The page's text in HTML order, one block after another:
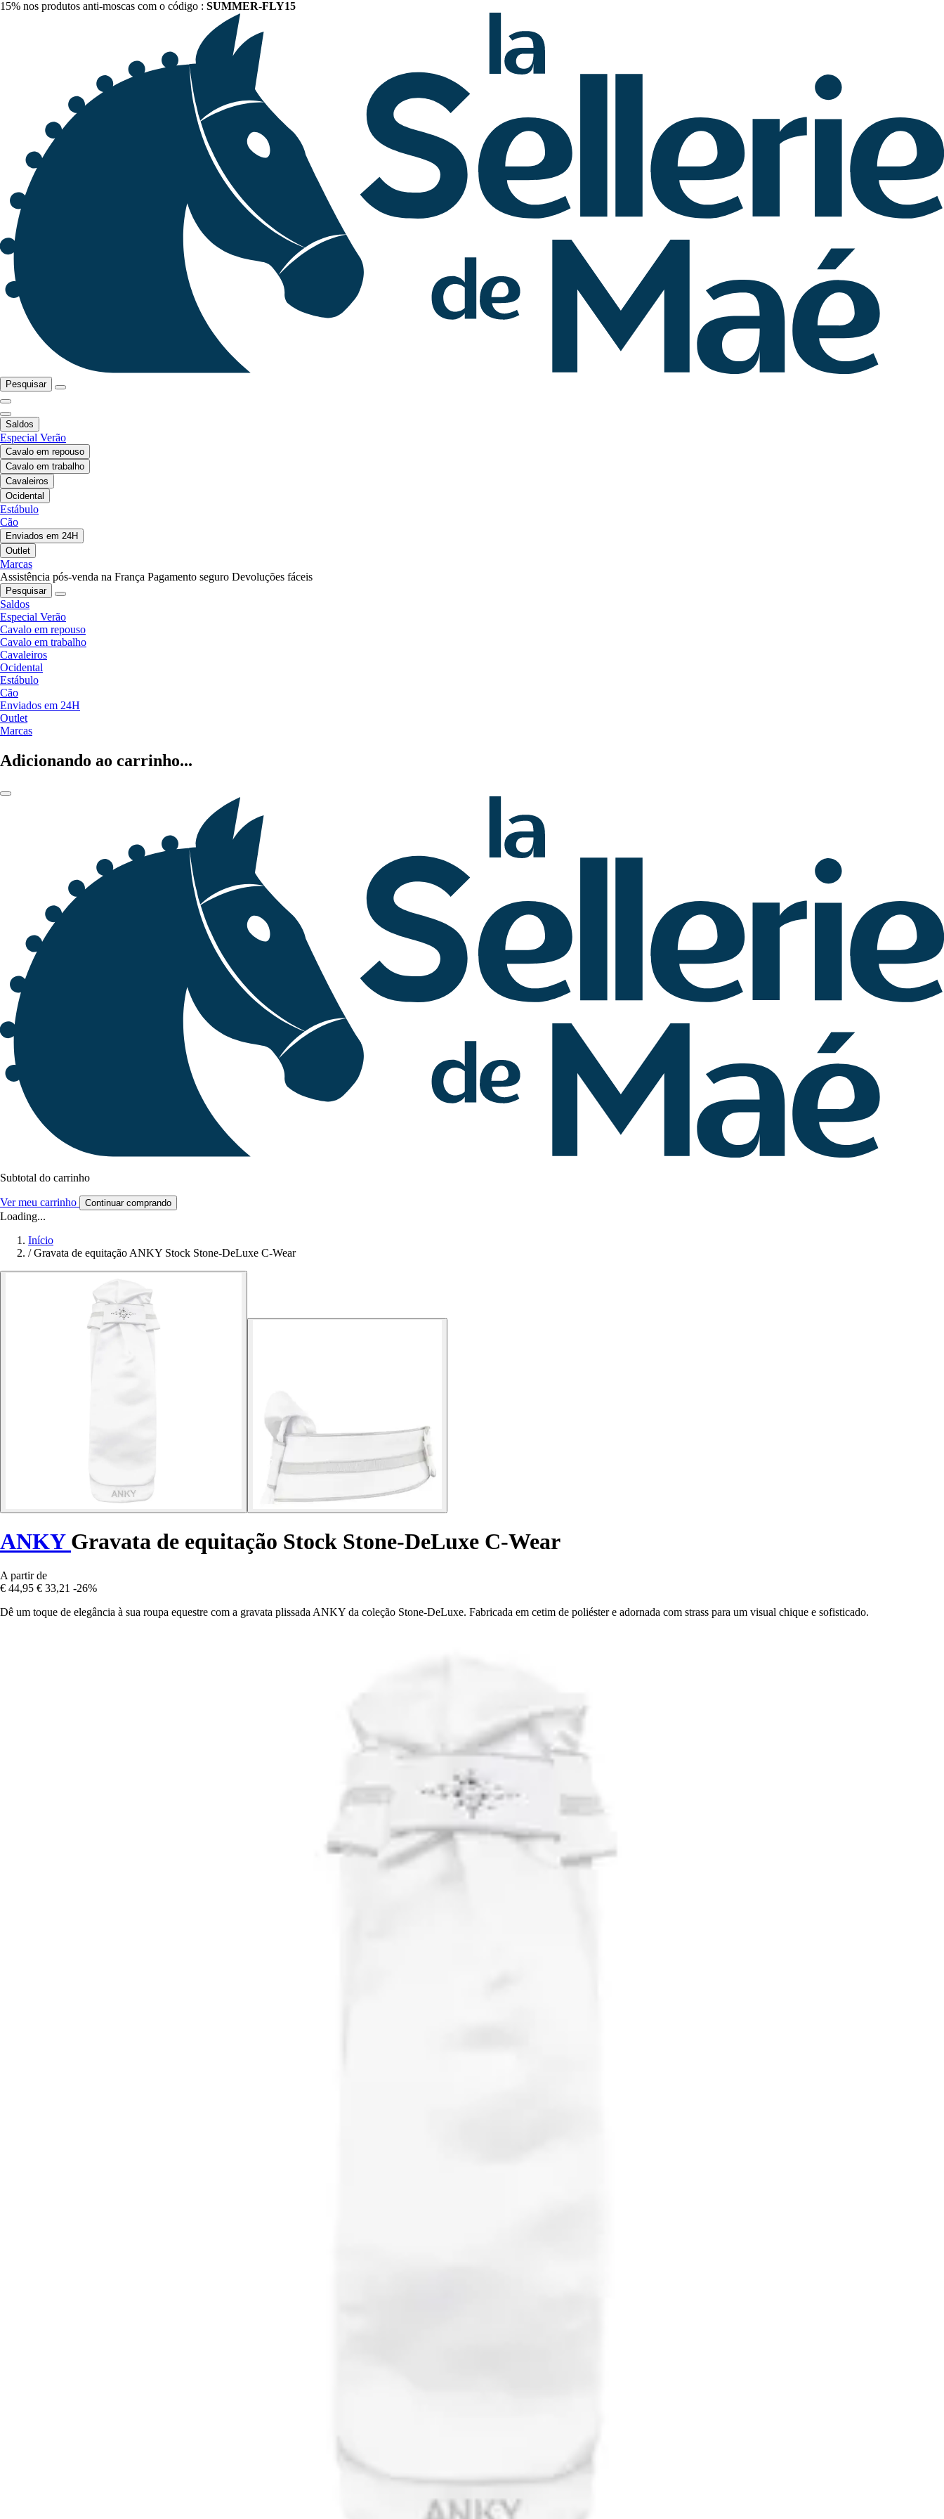
15% nos produtos anti-moscas com o código : SUMMER-FLY15
Pesquisar
Saldos
Especial Verão
Cavalo em repouso
Cavalo em trabalho
Cavaleiros
Ocidental
Estábulo
Cão
Enviados em 24H
Outlet
Marcas
Assistência pós-venda na França Pagamento seguro Devoluções fáceis
Pesquisar
Saldos
Especial Verão
Cavalo em repouso
Cavalo em trabalho
Cavaleiros
Ocidental
Estábulo
Cão
Enviados em 24H
Outlet
Marcas
Adicionando ao carrinho...
Subtotal do carrinho
Ver meu carrinho Continuar comprando
Loading...
Início
/ Gravata de equitação ANKY Stock Stone-DeLuxe C-Wear
ANKY Gravata de equitação Stock Stone-DeLuxe C-Wear
A partir de
€ 44,95 € 33,21 -26%
Dê um toque de elegância à sua roupa equestre com a gravata plissada ANKY da coleção Stone-DeLuxe. Fabricada em cetim de poliéster e adornada com strass para um visual chique e sofisticado.